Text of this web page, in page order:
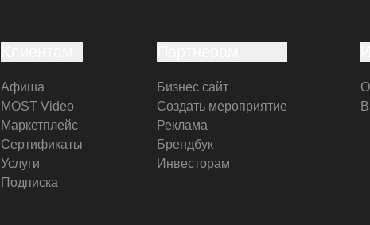
Афиша
MOST Video
Маркетплейс
Сертификаты
Услуги
Подписка
Бизнес сайт
Создать мероприятие
Реклама
Брендбук
Инвесторам